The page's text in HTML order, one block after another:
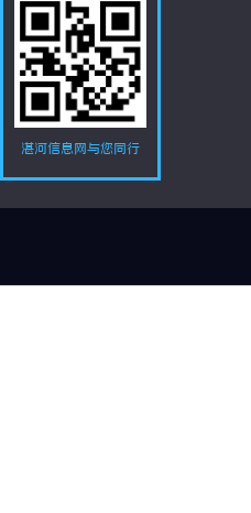
湛河信息网与您同行